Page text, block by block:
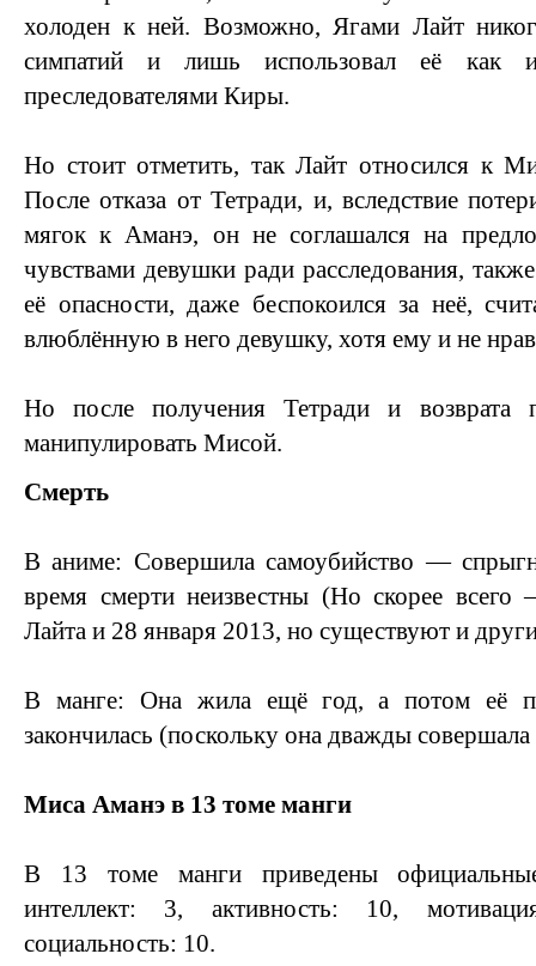
холоден к ней. Возможно, Ягами Лайт
симпатий и лишь использовал её как
преследователями Киры.
Но стоит отметить, так Лайт относился к
После отказа от Тетради, и, вследствие
мягок к Аманэ, он не соглашался на
чувствами девушки ради расследования,
её опасности, даже беспокоился за неё,
влюблённую в него девушку, хотя ему и не
Но после получения Тетради и возврата
манипулировать Мисой.
Смерть
В аниме: Совершила самоубийство —
время смерти неизвестны (Но скорее всего
Лайта и 28 января 2013, но существуют и
В манге: Она жила ещё год, а потом её
закончилась (поскольку она дважды
Миса Аманэ в 13 томе манги
В 13 томе манги приведены
интеллект: 3, активность: 10,
социальность: 10.